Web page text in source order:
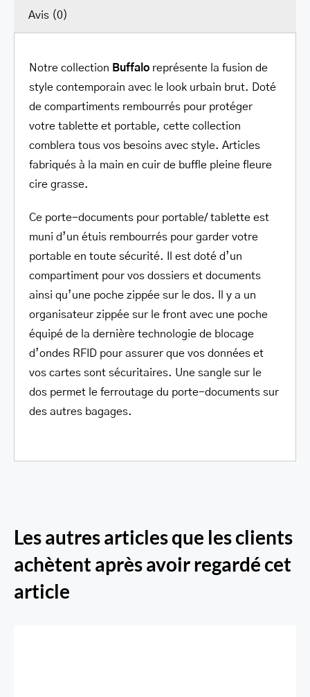
Avis (0)
Notre collection Buffalo représente la fusion de
style contemporain avec le look urbain brut. Doté
de compartiments rembourrés pour protéger
votre tablette et portable, cette collection
comblera tous vos besoins avec style. Articles
fabriqués à la main en cuir de buffle pleine fleure
cire grasse.
Ce porte-documents pour portable/ tablette est
muni d’un étuis rembourrés pour garder votre
portable en toute sécurité. Il est doté d’un
compartiment pour vos dossiers et documents
ainsi qu’une poche zippée sur le dos. Il y a un
organisateur zippée sur le front avec une poche
équipé de la dernière technologie de blocage
d’ondes RFID pour assurer que vos données et
vos cartes sont sécuritaires. Une sangle sur le
dos permet le ferroutage du porte-documents sur
des autres bagages.
Les autres articles que les clients
achètent après avoir regardé cet
article